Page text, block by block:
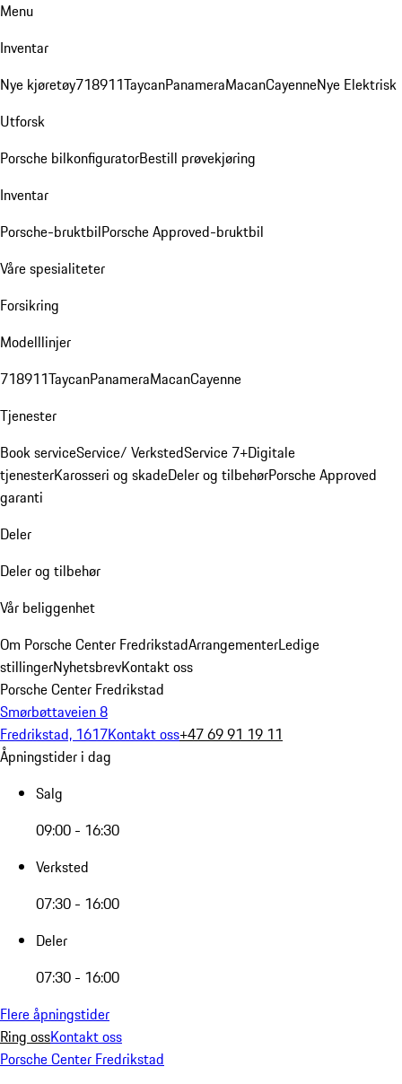
Menu
Inventar
Nye kjøretøy718911TaycanPanameraMacanCayenneNye Elektrisk
Utforsk
Porsche bilkonfiguratorBestill prøvekjøring
Inventar
Porsche-bruktbilPorsche Approved-bruktbil
Våre spesialiteter
Forsikring
Modelllinjer
718911TaycanPanameraMacanCayenne
Tjenester
Book serviceService/ VerkstedService 7+Digitale
tjenesterKarosseri og skadeDeler og tilbehørPorsche Approved
garanti
Deler
Deler og tilbehør
Vår beliggenhet
Om Porsche Center FredrikstadArrangementerLedige
stillingerNyhetsbrevKontakt oss
Porsche Center Fredrikstad
Smørbøttaveien 8
Fredrikstad, 1617Kontakt oss+47 69 91 19 11
Åpningstider i dag
Salg
09:00 - 16:30
Verksted
07:30 - 16:00
Deler
07:30 - 16:00
Flere åpningstider
Ring ossKontakt oss
Porsche Center Fredrikstad